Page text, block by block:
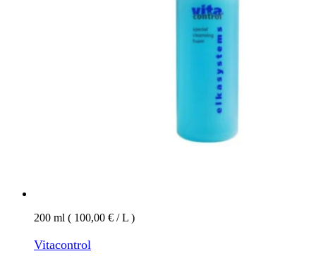
200 ml ( 100,00 € / L )
Vitacontrol